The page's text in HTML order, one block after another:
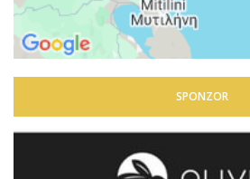
SPONZOR